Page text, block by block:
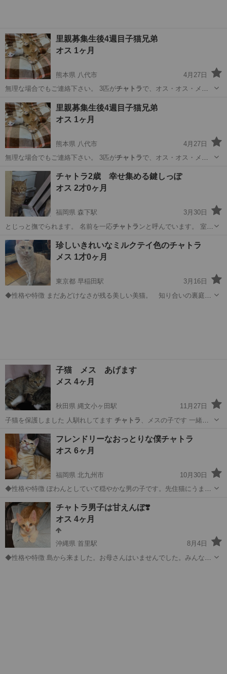
里親募集生後4週目子猫兄弟
オス 1ヶ月
熊本県 八代市
4月27日
無理な場合でもご連絡下さい。 3匹がチャトラ で、オス・オス・メス
熊本 八代市 猫
里親募集生後4週目子猫兄弟
オス 1ヶ月
熊本県 八代市
4月27日
無理な場合でもご連絡下さい。 3匹がチャトラ で、オス・オス・メス
熊本 八代市
チャトラ2歳 幸せ集める鍵しっぽ
オス 2才0ヶ月
福岡県 森下駅
3月30日
とじっと撫でられます。 名前を一応チャトラ ンと呼んでいます。 室内
福岡 北九州市 森下駅 チャトラ
珍しいきれいなミルクテイ色のチャトラ
メス 1才0ヶ月
東京都 早稲田駅
3月16日
◆性格や特徴 まだあどけなさが残る美しい美猫。 知り合いの裏庭に
子猫 メス あげます
メス 4ヶ月
秋田県 縄文小ヶ田駅
11月27日
子猫を保護しました 人馴れしてます チャトラ
、メスの子です 一緒に
秋田 北秋田市 縄文小ヶ田駅 メス
フレンドリーなおっとりな僕チャトラ
オス 6ヶ月
福岡県 北九州市
10月30日
◆性格や特徴 ぽわんとしていて穏やかな男の子です。先住猫にうまく
チン、血液検査済みエイズ白血病陰性 ◆その他 家族として生涯迎えて
くださる方 飼い主不在...
福岡 北九州市 猫 チャトラ
チャトラ男子は甘えんぼ❣️
オス 4ヶ月
沖縄県 首里駅
8月4日
◆性格や特徴 島から来ました。お母さんはいませんでした。みんなと